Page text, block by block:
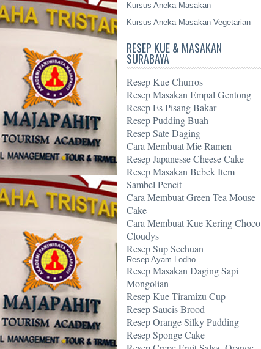
Kursus Aneka Masakan
Kursus Aneka Masakan Vegetarian
RESEP KUE & MASAKAN
SURABAYA
Resep Kue Churros
Resep Masakan Empal Gentong
Resep Es Pisang Bakar
Resep Pudding Buah
Resep Sate Daging
Cara Membuat Mie Ramen
Resep Japanesse Cheese Cake
Resep Masakan Bebek Item
Sambel Pencit
Cara Membuat Green Tea Mouse
Cake
Cara Membuat Kue Kering Choco
Cloudys
Resep Sup Sechuan
Resep Ayam Lodho
Resep Masakan Daging Sapi
Mongolian
Resep Kue Tiramizu Cup
Resep Saucis Brood
Resep Orange Silky Pudding
Resep Sponge Cake